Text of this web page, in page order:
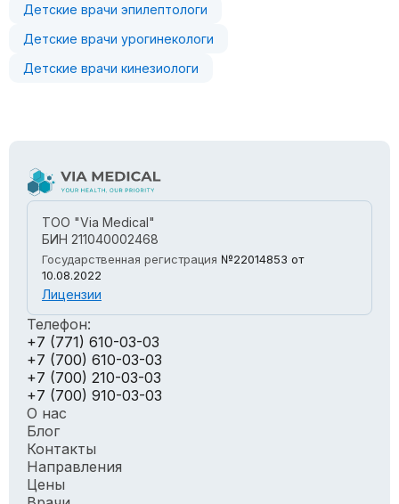
Детские врачи эпилептологи
Детские врачи урогинекологи
Детские врачи кинезиологи
ТОО "Via Medical"
БИН 211040002468
Государственная регистрация №22014853 от
10.08.2022
Лицензии
Телефон:
+7 (771) 610-03-03
+7 (700) 610-03-03
+7 (700) 210-03-03
+7 (700) 910-03-03
О нас
Блог
Контакты
Направления
Цены